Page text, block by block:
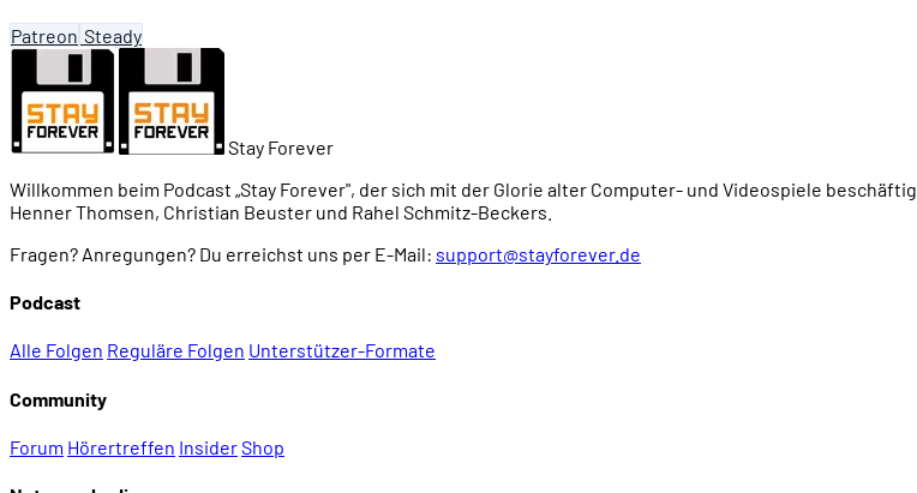
Patreon Steady
Stay Forever
Willkommen beim Podcast „Stay Forever", der sich mit der Glorie alter Computer- und Videospiele
Henner Thomsen, Christian Beuster und Rahel Schmitz-Beckers.
Fragen? Anregungen? Du erreichst uns per E-Mail: support@stayforever.de
Podcast
Alle Folgen Reguläre Folgen Unterstützer-Formate
Community
Forum Hörertreffen InsiderShop